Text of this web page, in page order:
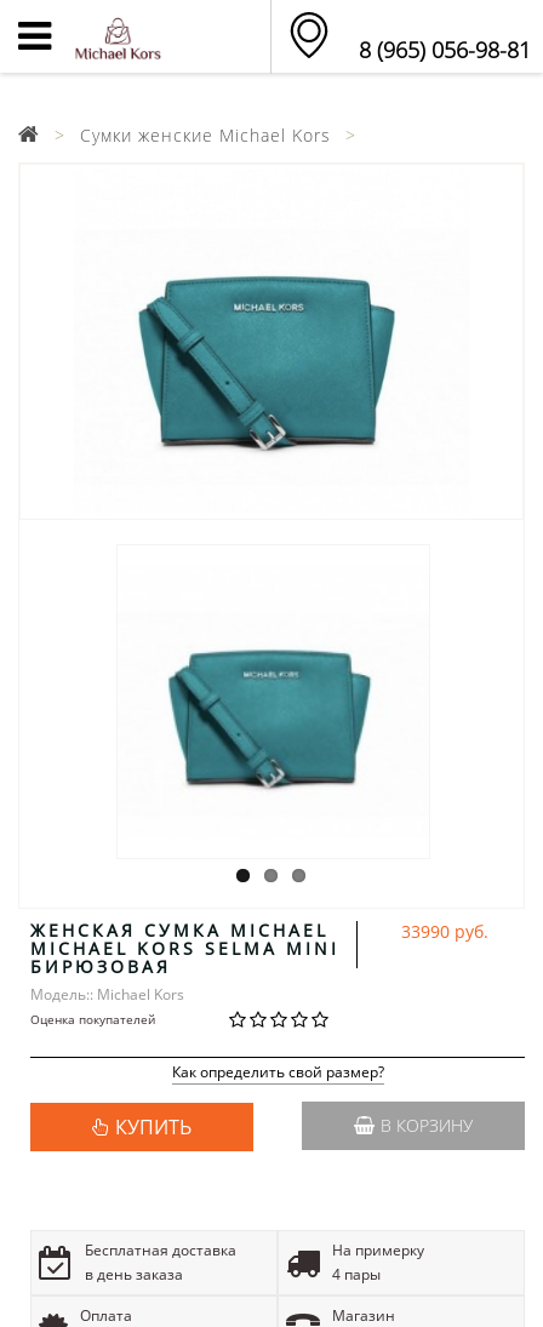
8 (965) 056-98-81
Сумки женские Michael Kors
ЖЕНСКАЯ СУМКА MICHAEL
MICHAEL KORS SELMA MINI
БИРЮЗОВАЯ
Модель:: Michael Kors
Оценка покупателей
33990 руб.
Как определить свой размер?
КУПИТЬ В КОРЗИНУ
Бесплатная доставка
в день заказа
На примерку
4 пары
Оплата
Магазин